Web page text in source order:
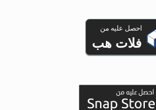
احصل عليه من
فلات هب